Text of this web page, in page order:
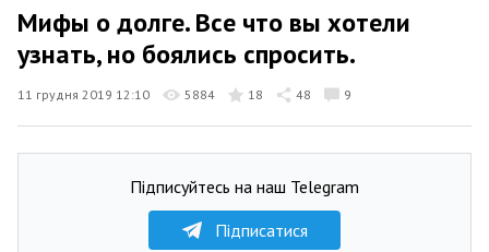
Мифы о долге. Все что вы хотели
узнать, но боялись спросить.
11 грудня 2019 12:10 5884 18 48 9
Підписуйтесь на наш Telegram
Підписатися